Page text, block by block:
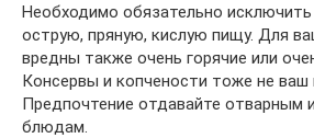
Необходимо обязательно исключить
острую, пряную, кислую пищу. Для
вредны также очень горячие или
Консервы и копчености тоже не ваш
Предпочтение отдавайте отварным
блюдам.